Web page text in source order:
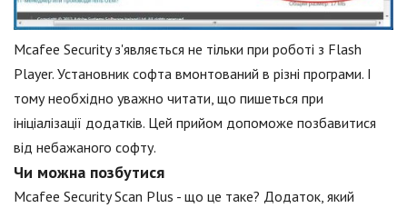
Mcafee Security з'являється не тільки при роботі з Flash
Player. Установник софта вмонтований в різні програми. І
тому необхідно уважно читати, що пишеться при
ініціалізації додатків. Цей прийом допоможе позбавитися
від небажаного софту.
Чи можна позбутися
Mcafee Security Scan Plus - що це таке? Додаток, який